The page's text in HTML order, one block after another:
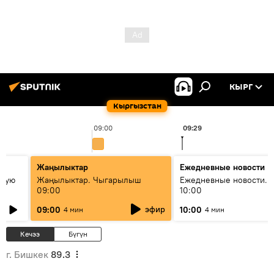
Кыргызстан
КЫРГ
09:00 09:29
Жаңылыктар
Жаңылыктар. Чыгарылыш
09:00
09:00 4 мин эфир
Ежедневные новости
Ежедневные новости.
10:00
10:00 4 мин
Кечээ Бүгүн
г. Бишкек 89.3